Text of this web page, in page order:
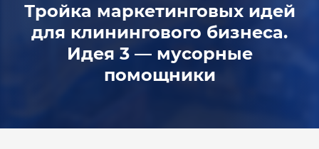
Тройка маркетинговых идей
для клинингового бизнеса.
Идея 3 — мусорные
помощники